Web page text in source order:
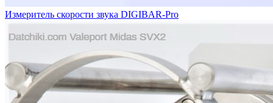
Измеритель скорости звука DIGIBAR-Pro